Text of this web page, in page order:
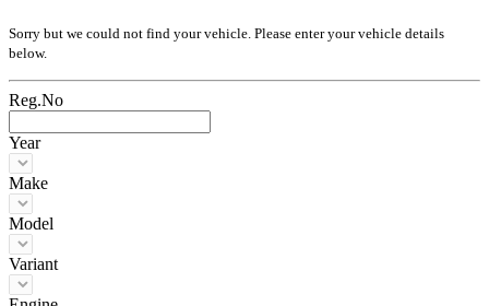
Sorry but we could not find your vehicle. Please enter your vehicle details
below.
Reg.No
Year
Make
Model
Variant